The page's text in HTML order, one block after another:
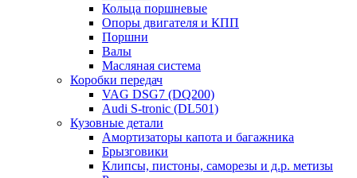
Кольца поршневые
Опоры двигателя и КПП
Поршни
Валы
Масляная система
Коробки передач
VAG DSG7 (DQ200)
Audi S-tronic (DL501)
Кузовные детали
Амортизаторы капота и багажника
Брызговики
Клипсы, пистоны, саморезы и д.р. метизы